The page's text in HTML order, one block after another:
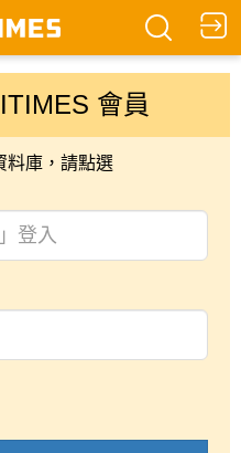
會員
料庫，請點選